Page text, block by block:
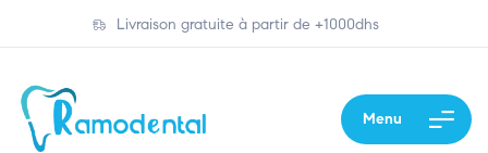
Livraison gratuite à partir de +1000dhs
Menu